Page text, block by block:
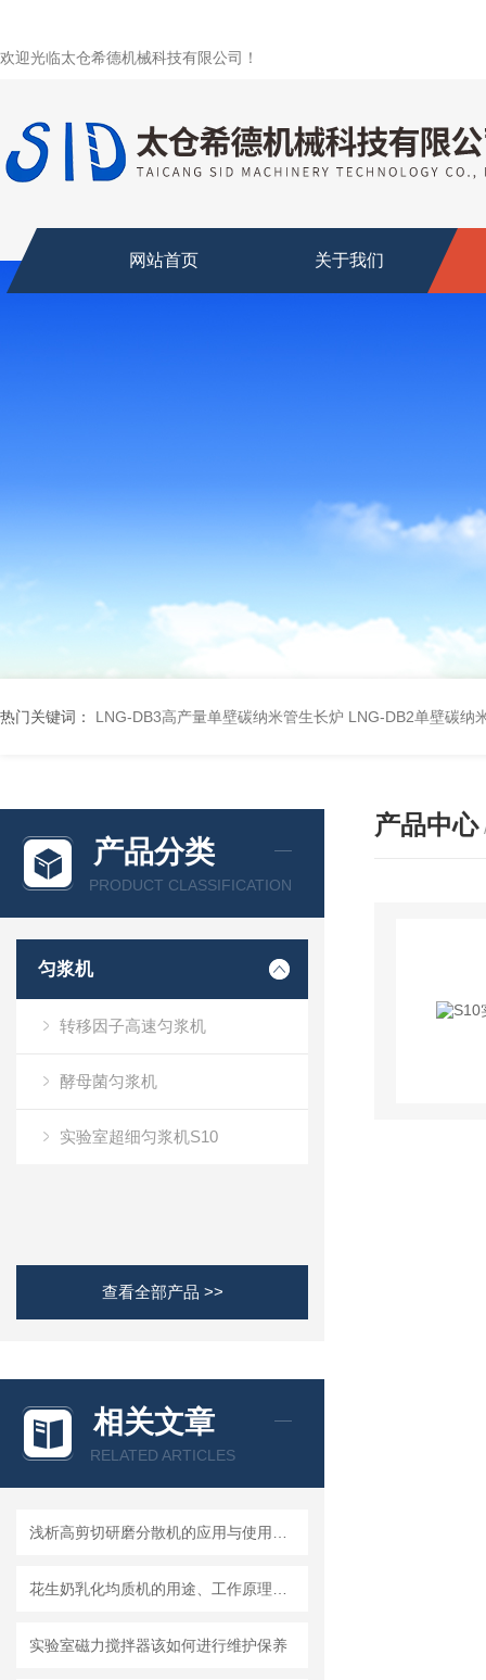
欢迎光临太仓希德机械科技有限公司！
网站首页 关于我们
热门关键词： LNG-DB3高产量单壁碳纳米管生长炉 LNG-DB2单壁碳纳
产品分类
PRODUCT CLASSIFICATION
匀浆机
转移因子高速匀浆机
酵母菌匀浆机
实验室超细匀浆机S10
查看全部产品 >>
相关文章
RELATED ARTICLES
实验室磁力搅拌器该如何进行维护保养
产品中心